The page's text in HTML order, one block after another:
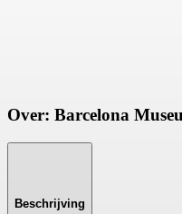
Over: Barcelona
Beschrijving